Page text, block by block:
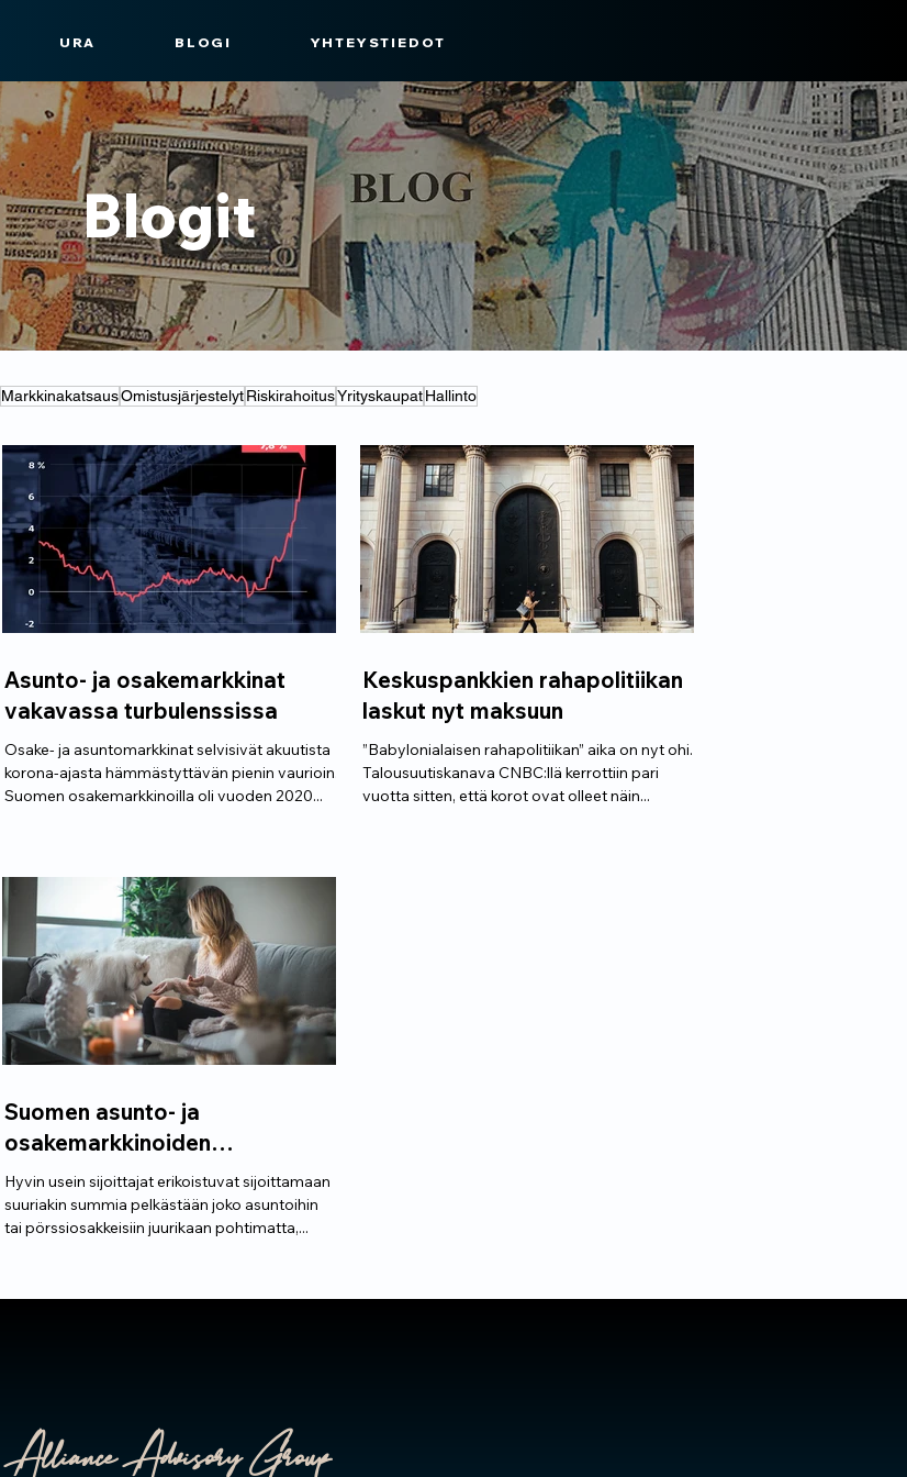
URA BLOGI YHTEYSTIEDOT
Blogit
MarkkinakatsausOmistusjärjestelytRiskirahoitusYrityskaupatHallinto
Asunto- ja osakemarkkinat
vakavassa turbulenssissa
Osake- ja asuntomarkkinat selvisivät akuutista
korona-ajasta hämmästyttävän pienin vaurioin.
Suomen osakemarkkinoilla oli vuoden 2020...
Keskuspankkien rahapolitiikan
laskut nyt maksuun
”Babylonialaisen rahapolitiikan” aika on nyt ohi.
Talousuutiskanava CNBC:llä kerrottiin pari
vuotta sitten, että korot ovat olleet näin...
Suomen asunto- ja
osakemarkkinoiden
hämmästyttävät tuotot
Hyvin usein sijoittajat erikoistuvat sijoittamaan
suuriakin summia pelkästään joko asuntoihin
tai pörssiosakkeisiin juurikaan pohtimatta,...
Alliance Advisory Group